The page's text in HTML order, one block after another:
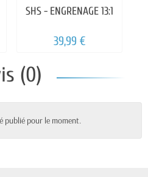
SHS - ENGRENAGE 13:1
39,99 €
(0)
publié pour le moment.